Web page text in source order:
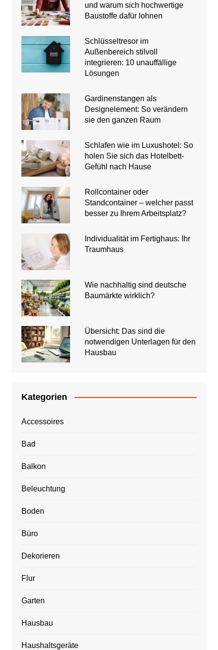
und warum sich hochwertige
Baustoffe dafür lohnen
Schlüsseltresor im
Außenbereich stilvoll
integrieren: 10 unauffällige
Lösungen
Gardinenstangen als
Designelement: So verändern
sie den ganzen Raum
Schlafen wie im Luxushotel: So
holen Sie sich das Hotelbett-
Gefühl nach Hause
Rollcontainer oder
Standcontainer – welcher passt
besser zu Ihrem Arbeitsplatz?
Individualität im Fertighaus: Ihr
Traumhaus
Wie nachhaltig sind deutsche
Baumärkte wirklich?
Übersicht: Das sind die
notwendigen Unterlagen für den
Hausbau
Kategorien
Accessoires
Bad
Balkon
Beleuchtung
Boden
Büro
Dekorieren
Flur
Garten
Hausbau
Haushaltsgeräte